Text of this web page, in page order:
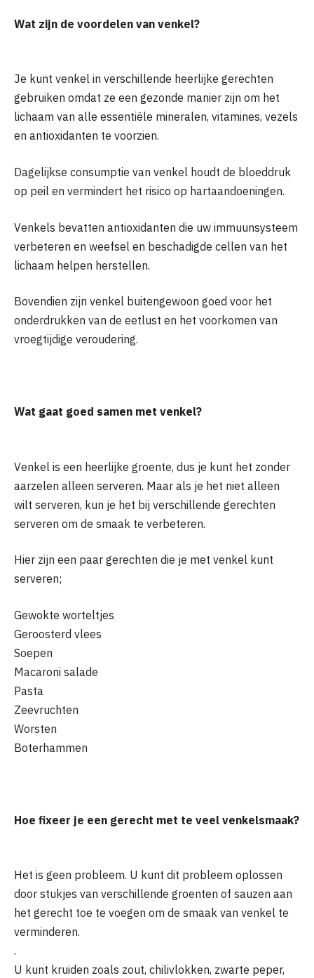
Wat zijn de voordelen van venkel?
Je kunt venkel in verschillende heerlijke gerechten
gebruiken omdat ze een gezonde manier zijn om het
lichaam van alle essentiële mineralen, vitamines, vezels
en antioxidanten te voorzien.
Dagelijkse consumptie van venkel houdt de bloeddruk
op peil en vermindert het risico op hartaandoeningen.
Venkels bevatten antioxidanten die uw immuunsysteem
verbeteren en weefsel en beschadigde cellen van het
lichaam helpen herstellen.
Bovendien zijn venkel buitengewoon goed voor het
onderdrukken van de eetlust en het voorkomen van
vroegtijdige veroudering.
Wat gaat goed samen met venkel?
Venkel is een heerlijke groente, dus je kunt het zonder
aarzelen alleen serveren. Maar als je het niet alleen
wilt serveren, kun je het bij verschillende gerechten
serveren om de smaak te verbeteren.
Hier zijn een paar gerechten die je met venkel kunt
serveren;
Gewokte worteltjes
Geroosterd vlees
Soepen
Macaroni salade
Pasta
Zeevruchten
Worsten
Boterhammen
Hoe fixeer je een gerecht met te veel venkelsmaak?
Het is geen probleem. U kunt dit probleem oplossen
door stukjes van verschillende groenten of sauzen aan
het gerecht toe te voegen om de smaak van venkel te
verminderen.
.
U kunt kruiden zoals zout, chilivlokken, zwarte peper,